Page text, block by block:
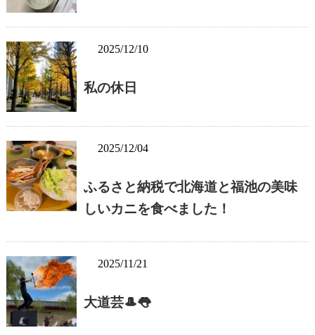
2025/12/10
私の休日
2025/12/04
ふるさと納税で北海道と福池の美味
しいカニを食べました！
2025/11/21
大道芸🎩👅